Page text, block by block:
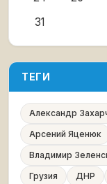
31
ТЕГИ
Александр
Арсений Яценюк
Владимир
Грузия
ДНР